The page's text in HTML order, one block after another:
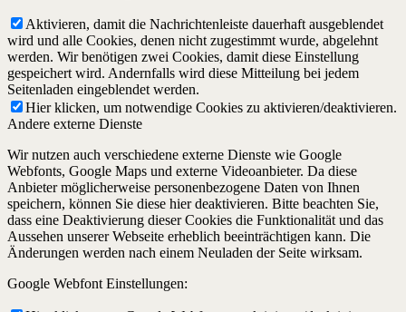
Aktivieren, damit die Nachrichtenleiste dauerhaft ausgeblendet
wird und alle Cookies, denen nicht zugestimmt wurde, abgelehnt
werden. Wir benötigen zwei Cookies, damit diese Einstellung
gespeichert wird. Andernfalls wird diese Mitteilung bei jedem
Seitenladen eingeblendet werden.
Hier klicken, um notwendige Cookies zu aktivieren/deaktivieren.
Andere externe Dienste
Wir nutzen auch verschiedene externe Dienste wie Google
Webfonts, Google Maps und externe Videoanbieter. Da diese
Anbieter möglicherweise personenbezogene Daten von Ihnen
speichern, können Sie diese hier deaktivieren. Bitte beachten Sie,
dass eine Deaktivierung dieser Cookies die Funktionalität und das
Aussehen unserer Webseite erheblich beeinträchtigen kann. Die
Änderungen werden nach einem Neuladen der Seite wirksam.
Google Webfont Einstellungen: